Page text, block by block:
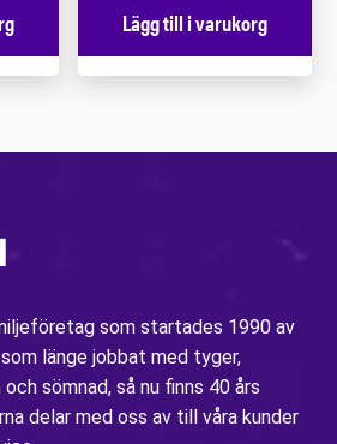
Lägg till i varukorg
som startades 1990 av
länge jobbat med tyger,
sömnad, så nu finns 40 års
delar med oss av till våra kunder